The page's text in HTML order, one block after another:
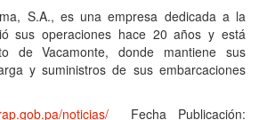
S.A., es una empresa dedicada a la
sus operaciones hace 20 años y está
de Vacamonte, donde mantiene sus
y suministros de sus embarcaciones
noticias/Fecha Publicación: